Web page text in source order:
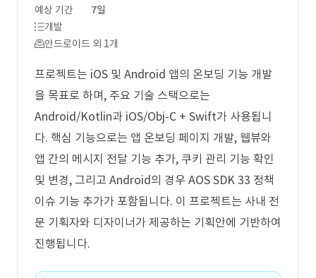
예상 기간
7일
개발
안드로이드 외 1개
프로젝트는 iOS 및 Android 앱의 온보딩 기능 개발
을 목표로 하며, 주요 기술 스택으로는
Android/Kotlin과 iOS/Obj-C + Swift가 사용됩니
다. 핵심 기능으로는 앱 온보딩 페이지 개발, 웹뷰와
앱 간의 메시지 전달 기능 추가, 쿠키 관리 기능 확인
및 변경, 그리고 Android의 경우 AOS SDK 33 정책
이슈 기능 추가가 포함됩니다. 이 프로젝트는 사내 전
문 기획자와 디자이너가 제공하는 기획안에 기반하여
진행됩니다.